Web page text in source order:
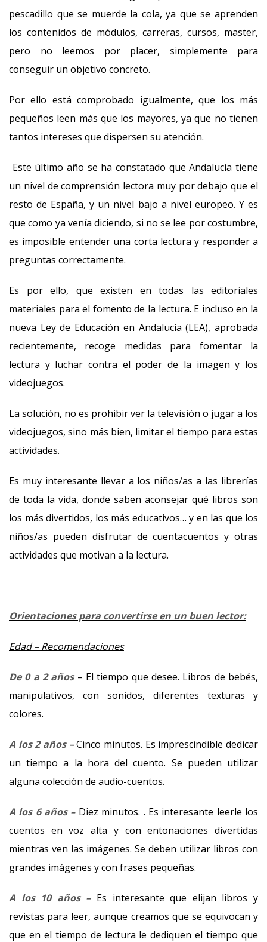
pescadillo que se muerde la cola, ya que se aprenden
los contenidos de módulos, carreras, cursos, master,
pero no leemos por placer, simplemente para
conseguir un objetivo concreto.
Por ello está comprobado igualmente, que los más
pequeños leen más que los mayores, ya que no tienen
tantos intereses que dispersen su atención.
Este último año se ha constatado que Andalucía tiene
un nivel de comprensión lectora muy por debajo que el
resto de España, y un nivel bajo a nivel europeo. Y es
que como ya venía diciendo, si no se lee por costumbre,
es imposible entender una corta lectura y responder a
preguntas correctamente.
Es por ello, que existen en todas las editoriales
materiales para el fomento de la lectura. E incluso en la
nueva Ley de Educación en Andalucía (LEA), aprobada
recientemente, recoge medidas para fomentar la
lectura y luchar contra el poder de la imagen y los
videojuegos.
La solución, no es prohibir ver la televisión o jugar a los
videojuegos, sino más bien, limitar el tiempo para estas
actividades.
Es muy interesante llevar a los niños/as a las librerías
de toda la vida, donde saben aconsejar qué libros son
los más divertidos, los más educativos… y en las que los
niños/as pueden disfrutar de cuentacuentos y otras
actividades que motivan a la lectura.
Orientaciones para convertirse en un buen lector:
Edad – Recomendaciones
De 0 a 2 años– El tiempo que desee. Libros de bebés,
manipulativos, con sonidos, diferentes texturas y
colores.
A los 2 años –Cinco minutos. Es imprescindible dedicar
un tiempo a la hora del cuento. Se pueden utilizar
alguna colección de audio-cuentos.
A los 6 años – Diez minutos. . Es interesante leerle los
cuentos en voz alta y con entonaciones divertidas
mientras ven las imágenes. Se deben utilizar libros con
grandes imágenes y con frases pequeñas.
A los 10 años –Es interesante que elijan libros y
revistas para leer, aunque creamos que se equivocan y
que en el tiempo de lectura le dediquen el tiempo que